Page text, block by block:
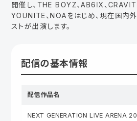
開催し、THE BOYZ、AB6IX、
YOUNITE、NOAをはじめ、現在国内
ストが出演します。
配信の基本情報
配信作品名
NEXT GENERATION LIVE ARENA